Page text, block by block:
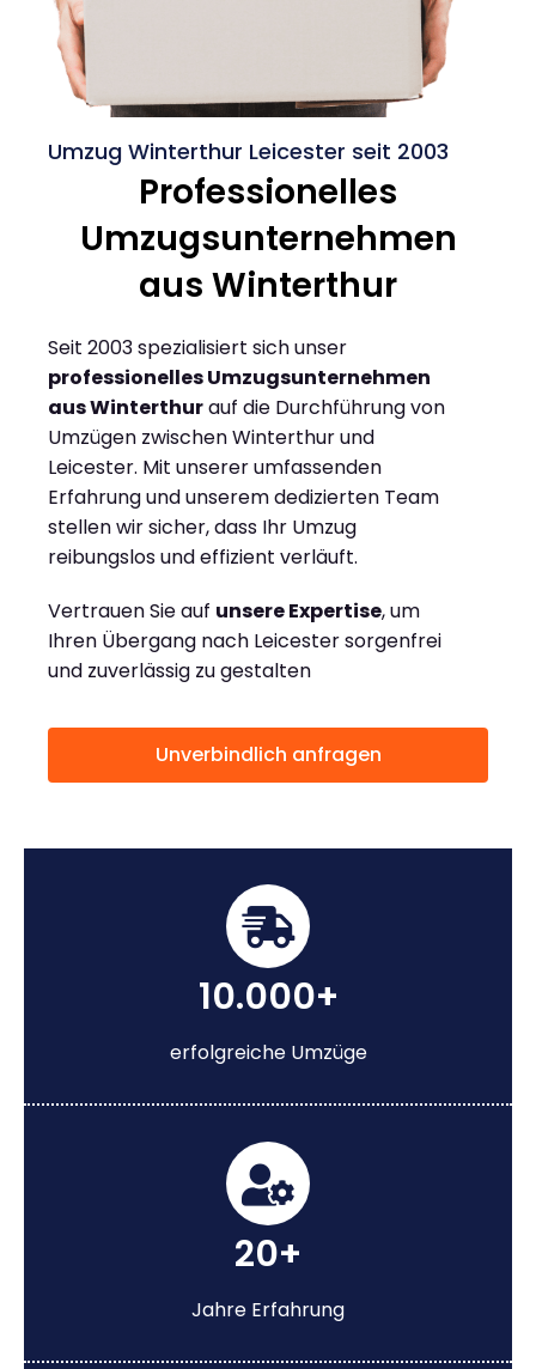
Umzug Winterthur Leicester seit 2003
Professionelles
Umzugsunternehmen
aus Winterthur
Seit 2003 spezialisiert sich unser
professionelles Umzugsunternehmen
aus Winterthurauf die Durchführung von
Umzügen zwischen Winterthur und
Leicester. Mit unserer umfassenden
Erfahrung und unserem dedizierten Team
stellen wir sicher, dass Ihr Umzug
reibungslos und effizient verläuft.
Vertrauen Sie auf unsere Expertise, um
Ihren Übergang nach Leicester sorgenfrei
und zuverlässig zu gestalten
Unverbindlich anfragen
10.000+
erfolgreiche Umzüge
20+
Jahre Erfahrung